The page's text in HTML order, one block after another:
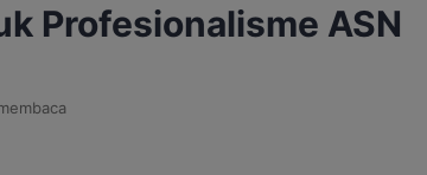
Profesionalisme ASN